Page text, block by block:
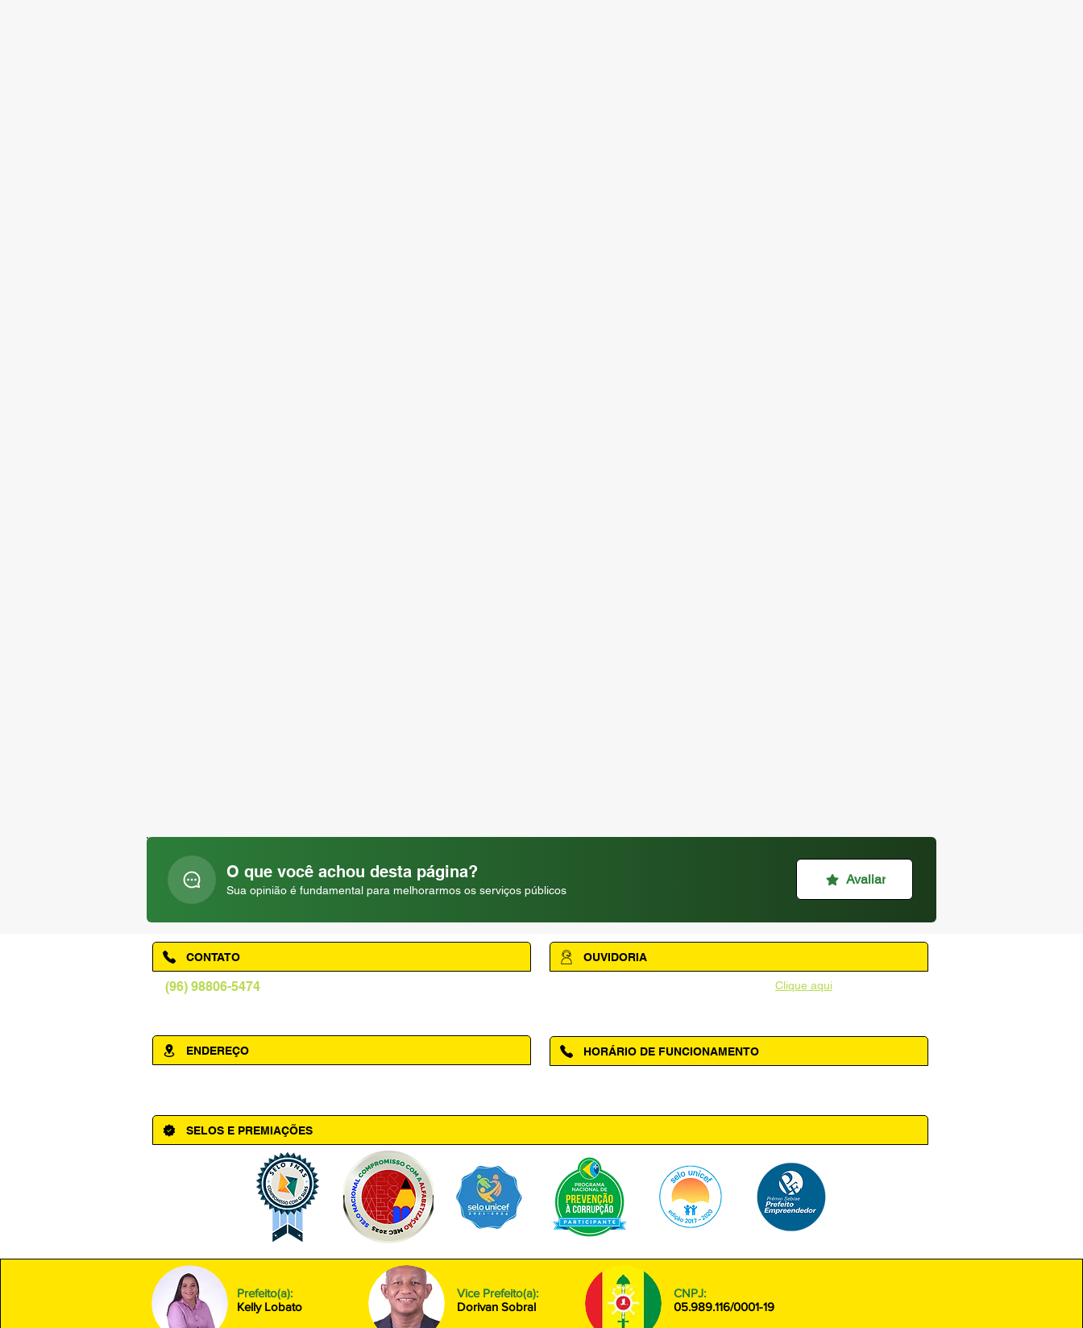
O que você achou desta página?
Sua opinião é fundamental para melhorarmos os serviços públicos
Avaliar
(96) 98806-5474
CONTATO
ENDEREÇO
Clique aqui
OUVIDORIA
HORÁRIO DE FUNCIONAMENTO
SELOS E PREMIAÇÕES
Prefeito(a):
Kelly Lobato
Vice Prefeito(a):
Dorivan Sobral
CNPJ:
05.989.116/0001-19